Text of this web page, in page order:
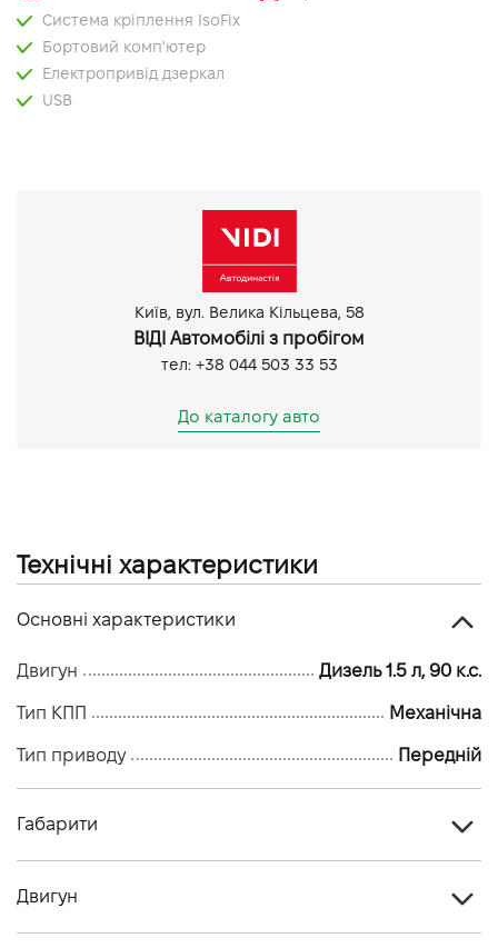
Система кріплення IsoFix
Бортовий комп'ютер
Електропривід дзеркал
USB
Київ, вул. Велика Кільцева, 58
ВІДІ Автомобілі з пробігом
тел: +38 044 503 33 53
До каталогу авто
Технічні характеристики
Основні характеристики
Двигун Дизель 1.5 л, 90 к.с.
Тип КПП Механічна
Тип приводу Передній
Габарити
Двигун